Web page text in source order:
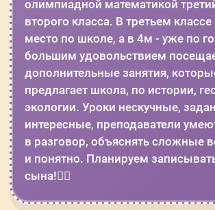
олимпиадной математикой
второго класса. В третьем классе
место по школе, а в 4м - уже по
большим удовольствием
дополнительные занятия,
предлагает школа, по истории,
экологии. Уроки нескучные,
интересные, преподаватели
в разговор, объяснять сложные
и понятно. Планируем
сына!👍🏻